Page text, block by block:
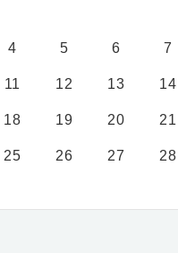
4 5 6 7
11 12 13 14
18 19 20 21
25 26 27 28